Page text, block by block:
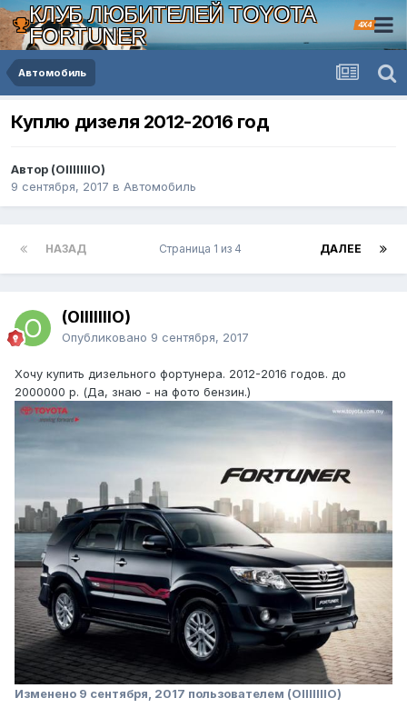
КЛУБ ЛЮБИТЕЛЕЙ TOYOTA
FORTUNER
4X4
Автомобиль
Куплю дизеля 2012-2016 год
Автор (OIIIIIIIO)
9 сентября, 2017 в Автомобиль
НАЗАД ДАЛЕЕ
Страница 1 из 4
(OIIIIIIIO)
Опубликовано 9 сентября, 2017
Хочу купить дизельного фортунера. 2012-2016 годов. до
2000000 р. (Да, знаю - на фото бензин.)
Изменено 9 сентября, 2017 пользователем (OIIIIIIIO)